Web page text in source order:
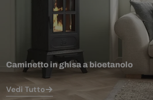
Caminetto in ghisa a bioetanolo
Vedi Tutto